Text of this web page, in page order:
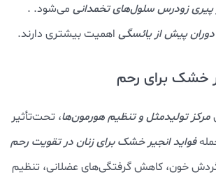
پیری زودرس سلول‌های تخمدانی می‌شود. .
پیش از یائسگی اهمیت بیشتری دارند.
مرکز تولیدمثل و تنظیم هورمون‌ها، تحت‌تأثیر
فواید انجیر خشک برای زنان در تقویت رحم
خون، کاهش گرفتگی‌های عضلانی، تنظیم